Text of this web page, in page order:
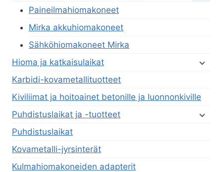
Paineilmahiomakoneet
Mirka akkuhiomakoneet
Sähköhiomakoneet Mirka
Hioma ja katkaisulaikat
Karbidi-kovametallituotteet
Kiviliimat ja hoitoainet betonille ja luonnonkiville
Puhdistuslaikat ja -tuotteet
Puhdistuslaikat
Kovametalli-jyrsinterät
Kulmahiomakoneiden adapterit